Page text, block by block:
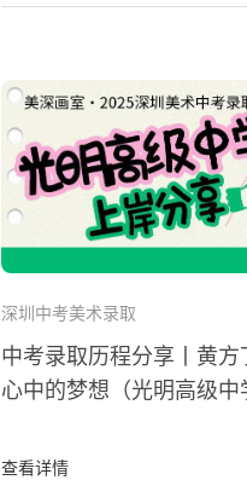
深圳中考美术录取
中考录取历程分享丨黄
心中的梦想（光明高级中
查看详情